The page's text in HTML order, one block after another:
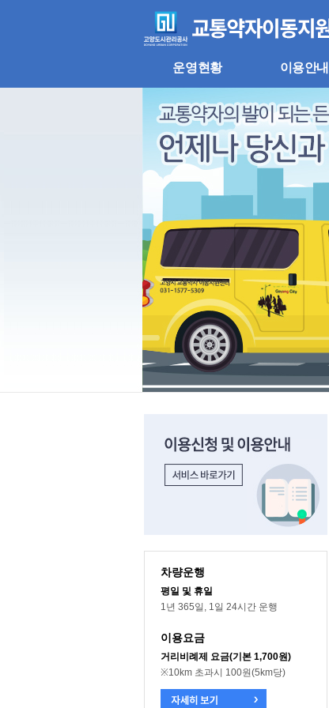
뉴
바
기
바
로
운영현황 이용안내
차량운행
평일 및 휴일
1년 365일, 1일 24시간 운행
이용요금
거리비례제 요금(기본 1,700원)
※10km 초과시 100원(5km당)